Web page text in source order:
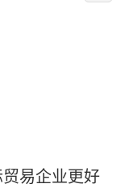
易企业更好